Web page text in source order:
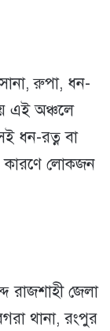
রুপা, ধন-
এই অঞ্চলে
ধন-রত্ন বা
কারণে লোকজন
রাজশাহী জেলা
থানা, রংপুর